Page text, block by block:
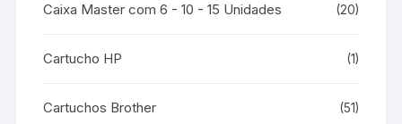
Caixa Master com 6 - 10 - 15 Unidades (20)
Cartucho HP (1)
Cartuchos Brother (51)